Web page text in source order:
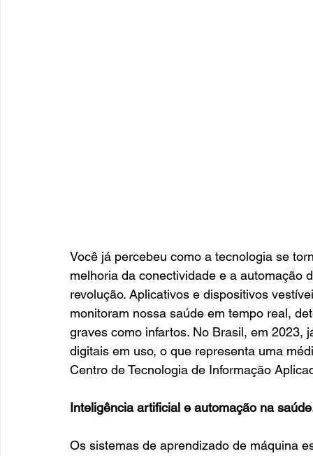
Você já percebeu como a tecnologia se
melhoria da conectividade e a automação
revolução. Aplicativos e dispositivos
monitoram nossa saúde em tempo real,
graves como infartos. No Brasil, em
digitais em uso, o que representa uma
Centro de Tecnologia de Informação
Inteligência artificial e automação na
Os sistemas de aprendizado de máquina